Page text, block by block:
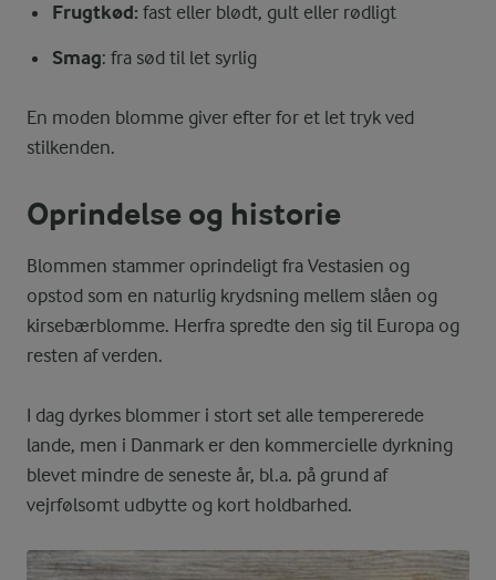
Frugtkød: fast eller blødt, gult eller rødligt
Smag: fra sød til let syrlig
En moden blomme giver efter for et let tryk ved
stilkenden.
Oprindelse og historie
Blommen stammer oprindeligt fra Vestasien og
opstod som en naturlig krydsning mellem slåen og
kirsebærblomme. Herfra spredte den sig til Europa og
resten af verden.
I dag dyrkes blommer i stort set alle tempererede
lande, men i Danmark er den kommercielle dyrkning
blevet mindre de seneste år, bl.a. på grund af
vejrfølsomt udbytte og kort holdbarhed.